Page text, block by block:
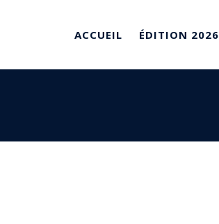
ACCUEIL ÉDITION 2026